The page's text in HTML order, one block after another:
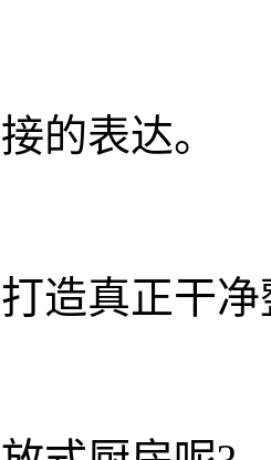
的表达。
造真正干